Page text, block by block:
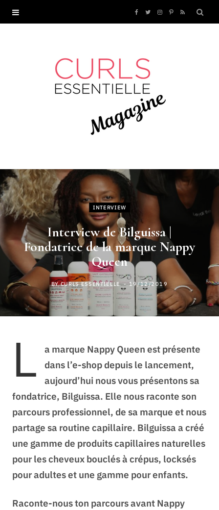
F
c
b
T
t
t
I
a
P R
INTERVIEW
Interview de Bilguissa |
Fondatrice de la marque Nappy
Queen
BY CURLS ESSENTIELLE 19/12/2019
L
a marque Nappy Queen est présente
dans l’e-shop depuis le lancement,
aujourd’hui nous vous présentons sa
fondatrice, Bilguissa. Elle nous raconte son
parcours professionnel, de sa marque et nous
partage sa routine capillaire. Bilguissa a créé
une gamme de produits capillaires naturelles
pour les cheveux bouclés à crépus, locksés
pour adultes et une gamme pour enfants.
Raconte-nous ton parcours avant Nappy